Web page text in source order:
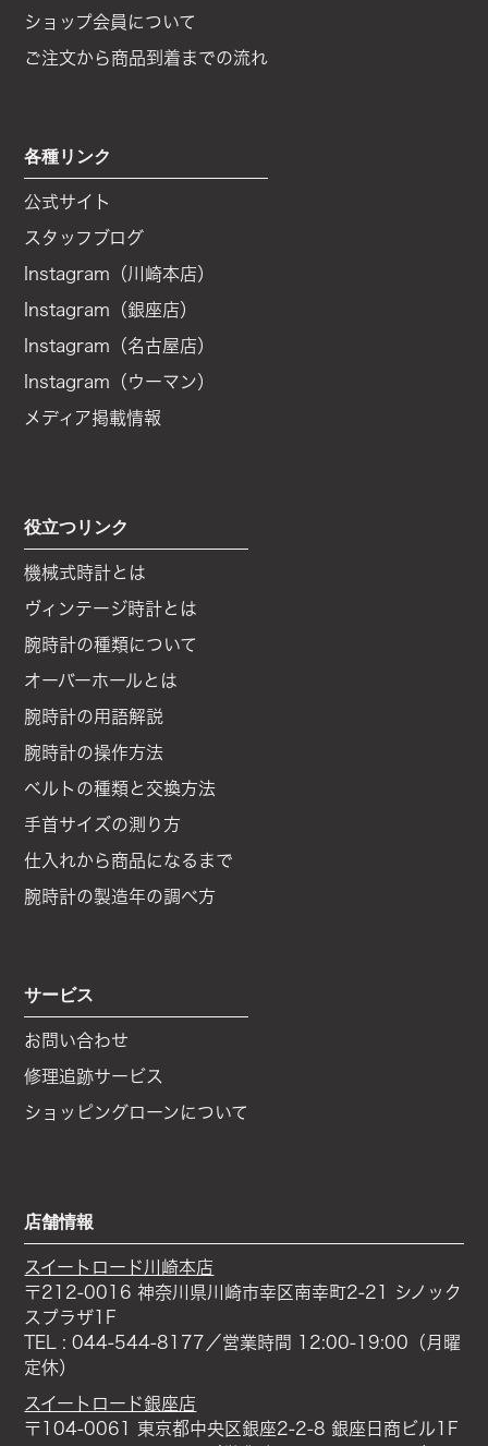
ショップ会員について
ご注文から商品到着までの流れ
各種リンク
公式サイト
スタッフブログ
Instagram（川崎本店）
Instagram（銀座店）
Instagram（名古屋店）
Instagram（ウーマン）
メディア掲載情報
役立つリンク
機械式時計とは
ヴィンテージ時計とは
腕時計の種類について
オーバーホールとは
腕時計の用語解説
腕時計の操作方法
ベルトの種類と交換方法
手首サイズの測り方
仕入れから商品になるまで
腕時計の製造年の調べ方
サービス
お問い合わせ
修理追跡サービス
ショッピングローンについて
店舗情報
スイートロード川崎本店
〒212-0016 神奈川県川崎市幸区南幸町2-21 シノック
スプラザ1F
TEL : 044-544-8177／営業時間 12:00-19:00（月曜
定休）
スイートロード銀座店
〒104-0061 東京都中央区銀座2-2-8 銀座日商ビル1F